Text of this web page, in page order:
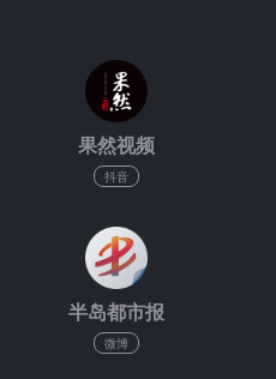
果然视频
抖音
半岛都市报
微博